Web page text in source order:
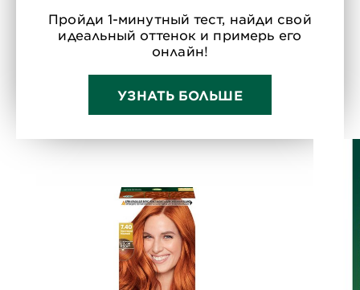
Пройди 1-минутный тест, найди свой
идеальный оттенок и примерь его
онлайн!
УЗНАТЬ БОЛЬШЕ